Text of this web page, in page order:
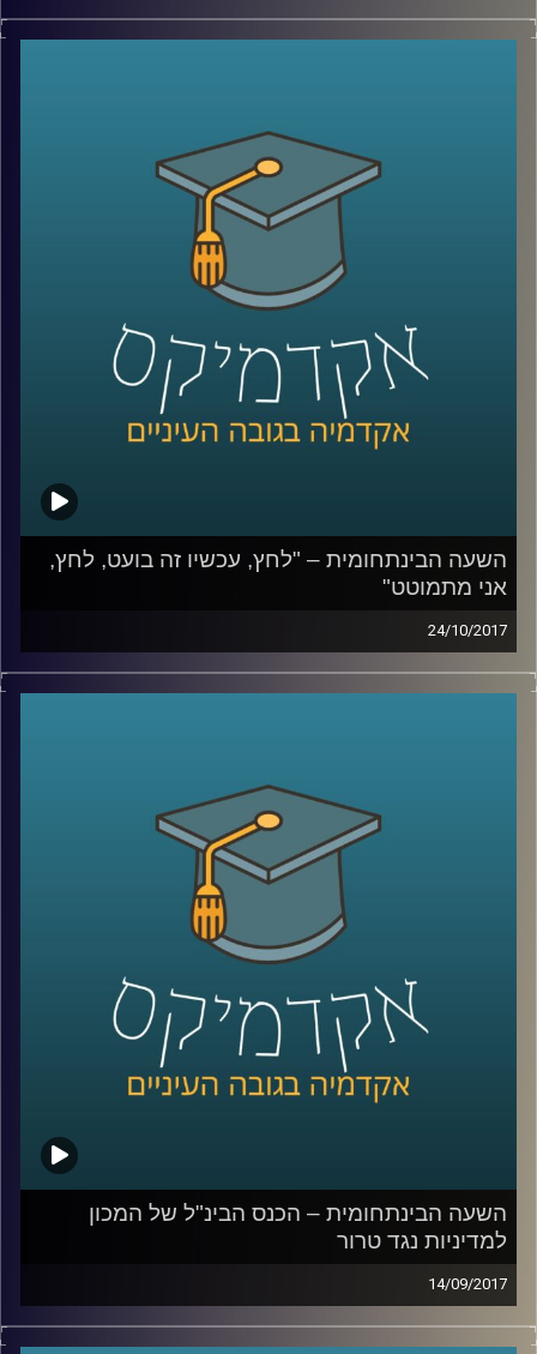
בטן גב מול הים, ישיבה מול נוף מדברי עוצר
ולגרום למחשבות שלנו להיות ממוקדות יותר.
ד"ר נועה אלבלדה מתארת את הקשר שבין
יציאה לטבע לבין פעילות המוח האנושי וכיצד
התובנות הללו מיושמות במקומות שונים בעולם
AudioVersity
השעה הבינתחומית – "לחץ, עכשיו זה בועט, לחץ,
אני מתמוטט"
24/10/2017
כיצד מנגנון הסטרס שומר עלינו ומתי הוא
דומיננטי באורח החיים המערבי ומסבירה למה
לזברות אין אולקוס
AudioVersity
השעה הבינתחומית – הכנס הבינ"ל של המכון
למדיניות נגד טרור
14/09/2017
תכנית מיוחדת מהכנס הבינלאומי של המכון